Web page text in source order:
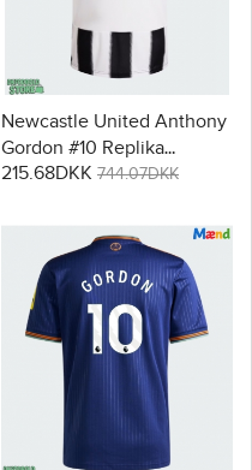
Newcastle United Anthony
Gordon #10 Replika
Hjemmebanetrøje 2025-26
215.68DKK 744.07DKK